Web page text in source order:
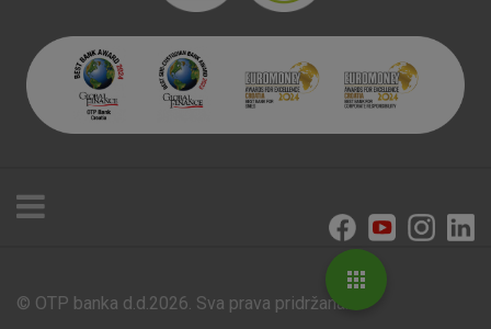
Poslovnice i bankomati
© OTP banka d.d.2026. Sva prava pridržana.